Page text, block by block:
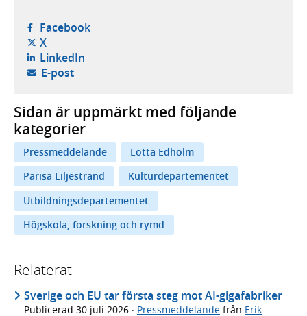
Facebook- öppnas i ny flik, extern webbplats,
X- öppnas i ny flik, extern webbplats,
LinkedIn- öppnas i ny flik, extern webbplats,
E-post- öppnar din e-postklient,
Sidan är uppmärkt med följande
kategorier
Pressmeddelande
Lotta Edholm
Parisa Liljestrand
Kulturdepartementet
Utbildningsdepartementet
Högskola, forskning och rymd
Relaterat
Sverige och EU tar första steg mot AI-gigafabriker
Publicerad 30 juli 2026 · Pressmeddelande från Erik